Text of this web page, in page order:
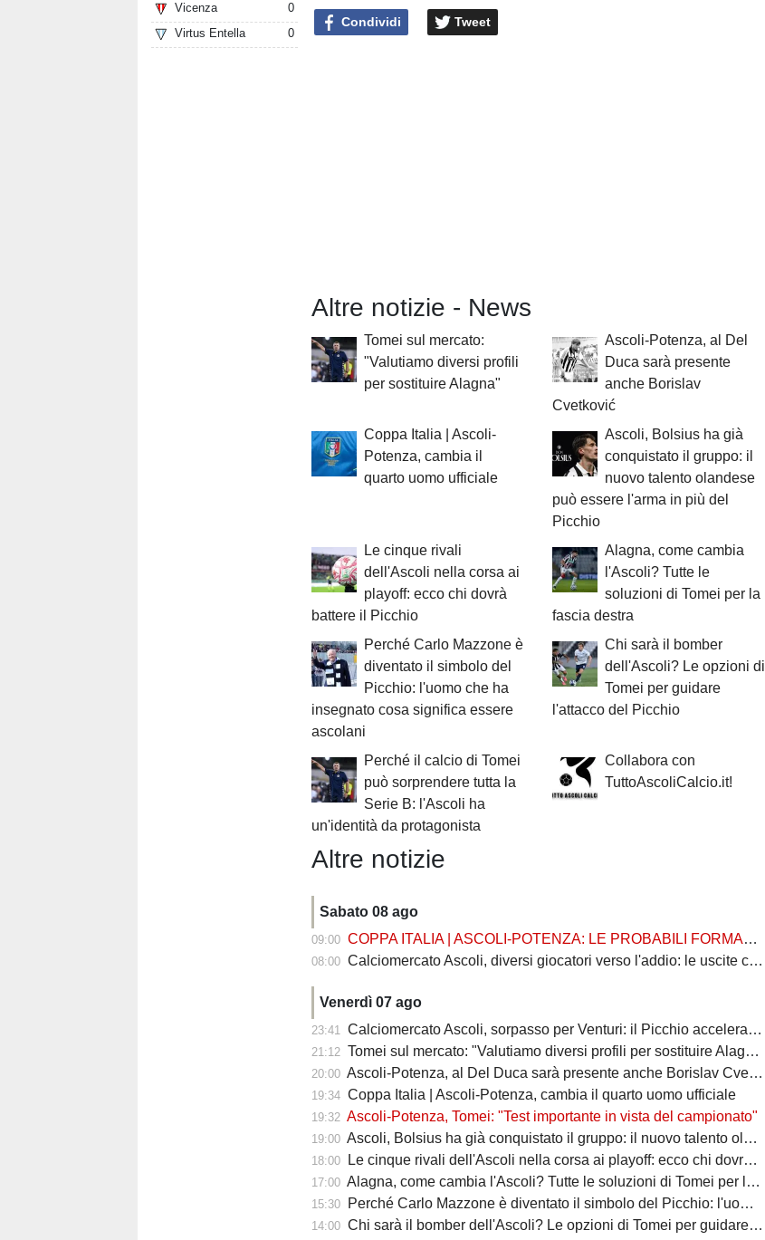
Vicenza
0
Virtus Entella
0
Condividi Tweet
Altre notizie - News
Tomei sul mercato:
"Valutiamo diversi profili
per sostituire Alagna"
Ascoli-Potenza, al Del
Duca sarà presente
anche Borislav
Cvetković
Coppa Italia | Ascoli-
Potenza, cambia il
quarto uomo ufficiale
Ascoli, Bolsius ha già
conquistato il gruppo: il
nuovo talento olandese
può essere l'arma in più del
Picchio
Le cinque rivali
dell'Ascoli nella corsa ai
playoff: ecco chi dovrà
battere il Picchio
Alagna, come cambia
l'Ascoli? Tutte le
soluzioni di Tomei per la
fascia destra
Perché Carlo Mazzone è
diventato il simbolo del
Picchio: l'uomo che ha
insegnato cosa significa essere
ascolani
Chi sarà il bomber
dell'Ascoli? Le opzioni di
Tomei per guidare
l'attacco del Picchio
Perché il calcio di Tomei
può sorprendere tutta la
Serie B: l'Ascoli ha
un'identità da protagonista
Collabora con
TuttoAscoliCalcio.it!
Altre notizie
Sabato 08 ago
09:00 COPPA ITALIA | ASCOLI-POTENZA: LE PROBABILI FORMAZIONI
08:00 Calciomercato Ascoli, diversi giocatori verso l'addio: le uscite che possono sbloccare il mercato
Venerdì 07 ago
23:41 Calciomercato Ascoli, sorpasso per Venturi: il Picchio accelera per il difensore del Venezia
21:12 Tomei sul mercato: "Valutiamo diversi profili per sostituire Alagna"
20:00 Ascoli-Potenza, al Del Duca sarà presente anche Borislav Cvetković
19:34 Coppa Italia | Ascoli-Potenza, cambia il quarto uomo ufficiale
19:32 Ascoli-Potenza, Tomei: "Test importante in vista del campionato"
19:00 Ascoli, Bolsius ha già conquistato il gruppo: il nuovo talento olandese può essere l'arma in più del Picchio
18:00 Le cinque rivali dell'Ascoli nella corsa ai playoff: ecco chi dovrà battere il Picchio
17:00 Alagna, come cambia l'Ascoli? Tutte le soluzioni di Tomei per la fascia destra
15:30 Perché Carlo Mazzone è diventato il simbolo del Picchio: l'uomo che ha insegnato cosa significa essere ascolani
14:00 Chi sarà il bomber dell'Ascoli? Le opzioni di Tomei per guidare l'attacco del Picchio